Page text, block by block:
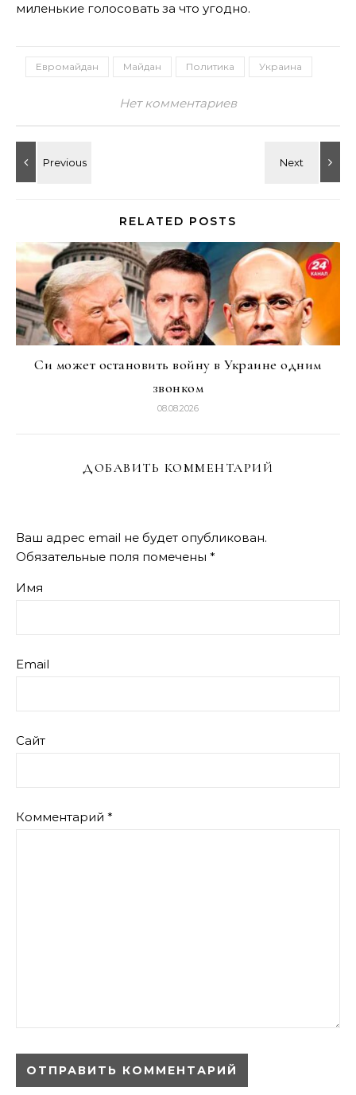
миленькие голосовать за что угодно.
Евромайдан Майдан Политика Украина
Нет комментариев
RELATED POSTS
Си может остановить войну в Украине одним
звонком
08.08.2026
ДОБАВИТЬ КОММЕНТАРИЙ
Ваш адрес email не будет опубликован.
Обязательные поля помечены *
Имя
Email
Сайт
Комментарий *